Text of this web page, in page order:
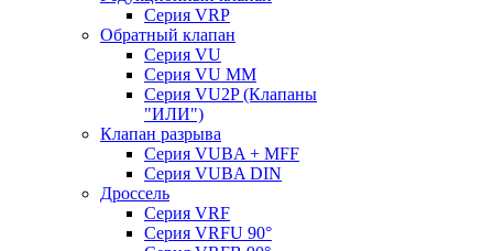
Серия VRP
Обратный клапан
Серия VU
Серия VU MM
Серия VU2P (Клапаны
"ИЛИ")
Клапан разрыва
Серия VUBA + MFF
Серия VUBA DIN
Дроссель
Серия VRF
Серия VRFU 90°